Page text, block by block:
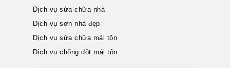
Dịch vụ sửa chữa nhà
Dịch vụ sơn nhà đẹp
Dịch vụ sửa chữa mái tôn
Dịch vụ chống dột mái tôn